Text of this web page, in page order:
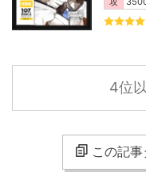
4位
この記